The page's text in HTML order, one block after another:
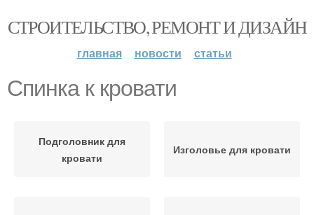
СТРОИТЕЛЬСТВО, РЕМОНТ И ДИЗАЙН
главная новости статьи
Спинка к кровати
Подголовник для
кровати
Изголовье для кровати